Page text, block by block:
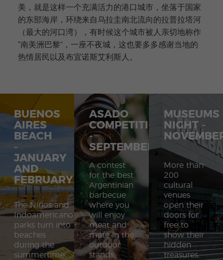
美，就是这样一个充满活力的港口城市，坐落于国家
的东部海岸，环绕来自乌拉圭南北流向的拉普拉塔河
（最大的河口湾），有时候这个城市被人亲切地称作
“南美洲巴黎”，一座不夜城，这也要多多感谢当地的
热情居民以及布宜诺斯艾利斯人。
BUENOS
AIRES
BEACH
-
JANUARY
AND
FEBRUARY
The Niños and
Indoamericano
parks turn into
beaches
during the
summertime.
ASADO
COMPETITION
-
SEPTEMBER
A contest
for the best
Argentinian
barbecue
where you
will enjoy
meat and
mate in the
outdoor
stands.
MUSEUMS
NIGHT -
More than
200
cultural
venues
open their
doors for
free to
show their
hidden
treasures.